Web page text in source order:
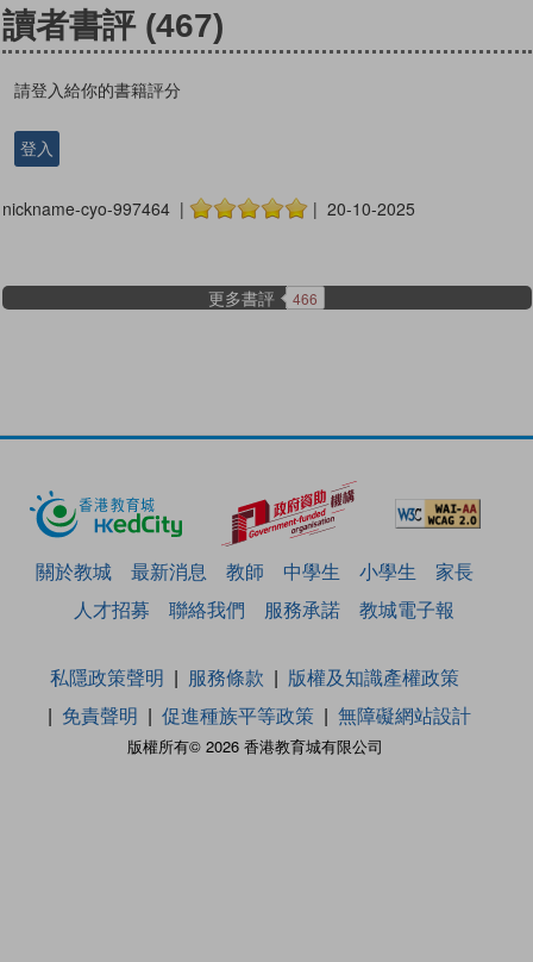
讀者書評 (467)
請登入給你的書籍評分
登入
nickname-cyo-997464 | | 20-10-2025
更多書評 466
關於教城 最新消息 教師 中學生 小學生
家長
人才招募
聯絡我們 服務承諾 教城電子報
版權所有© 2026 香港教育城有限公司
私隱政策聲明 服務條款
版權及知識產權政策
免責聲明
促進種族平等政策 無障礙網站設計